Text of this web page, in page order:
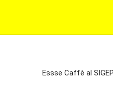
Essse Caffè al